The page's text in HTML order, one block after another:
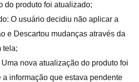
do produto foi atualizado;
O usuário decidiu não aplicar a
e Descartou mudanças através da
tela;
Uma nova atualização do produto foi
a informação que estava pendente